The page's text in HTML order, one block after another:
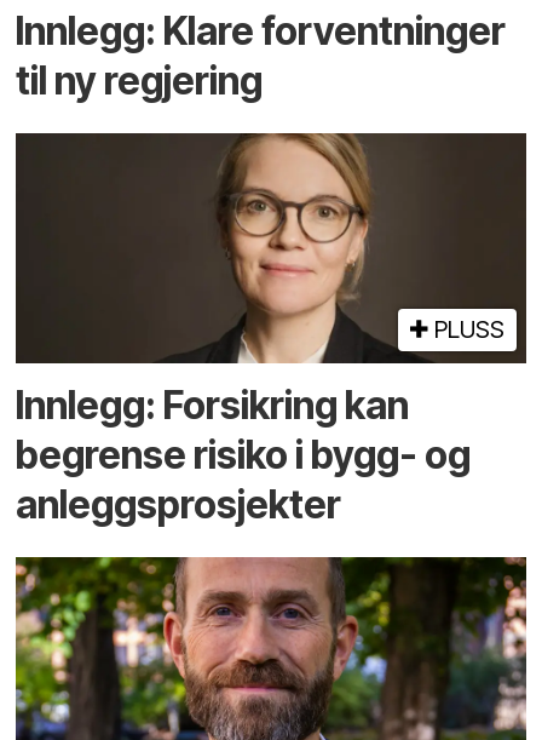
Innlegg: Klare forventninger
til ny regjering
PLUSS
Innlegg: Forsikring kan
begrense risiko i bygg- og
anleggsprosjekter